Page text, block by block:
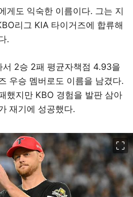
게도 익숙한 이름이다. 그는 지
리그 KIA 타이거즈에 합류해
.
서 2승 2패 평균자책점 4.93을
우승 멤버로도 이름을 남겼다.
했지만 KBO 경험을 발판 삼아
재기에 성공했다.